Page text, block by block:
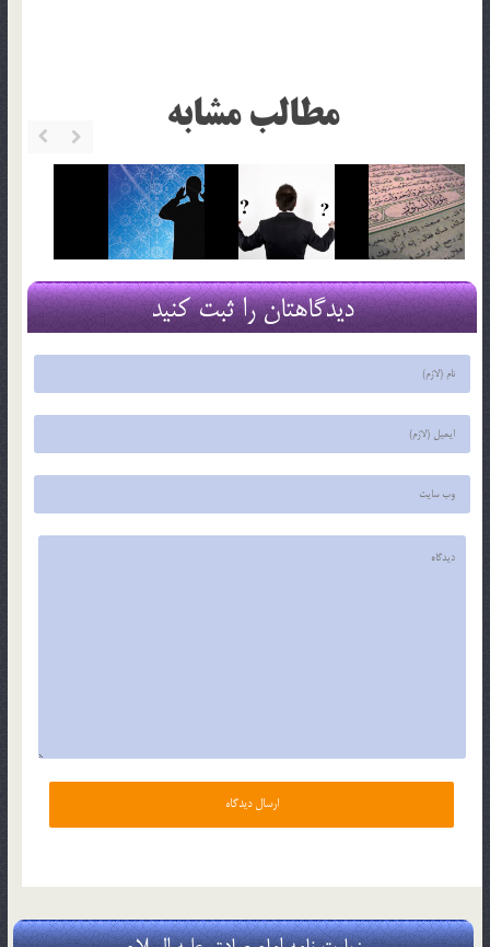
مطالب مشابه
دیدگاهتان را ثبت کنید